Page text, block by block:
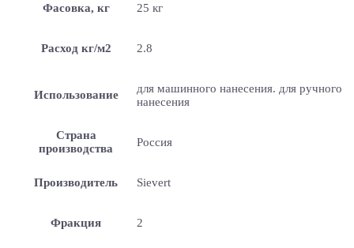
Фасовка, кг 25 кг
Расход кг/м2 2.8
Использование
для машинного нанесения. для ручного
нанесения
Страна
производства
Россия
Производитель Sievert
Фракция 2